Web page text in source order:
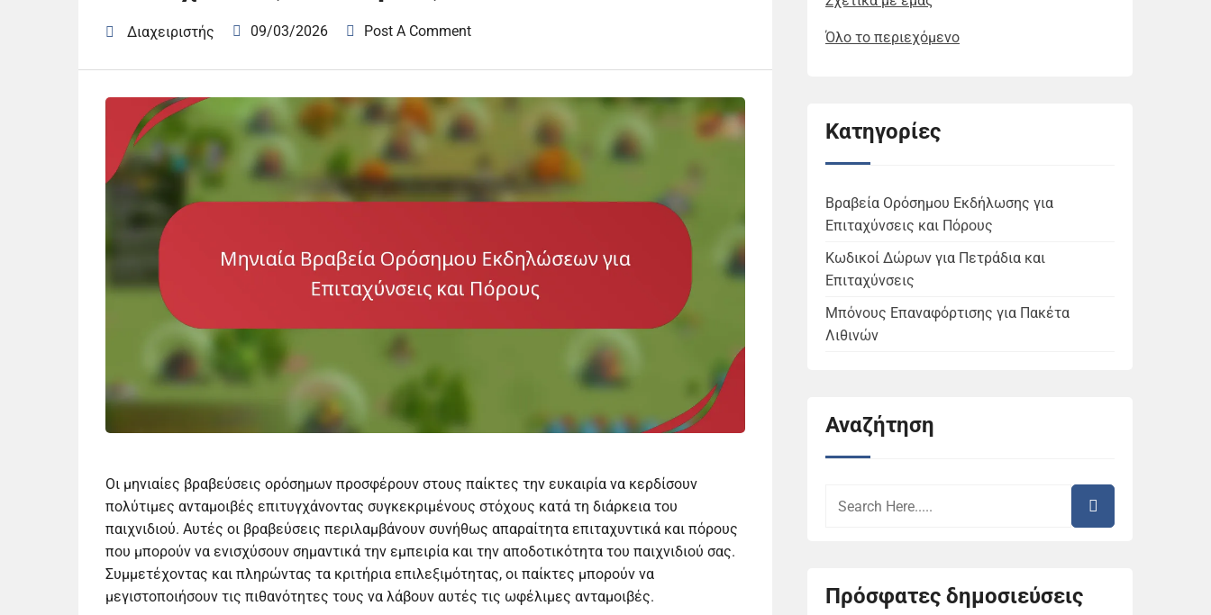
Διαχειριστής 09/03/2026 Post A Comment
Οι μηνιαίες βραβεύσεις ορόσημων προσφέρουν στους παίκτες την ευκαιρία να κερδίσουν
πολύτιμες ανταμοιβές επιτυγχάνοντας συγκεκριμένους στόχους κατά τη διάρκεια του
παιχνιδιού. Αυτές οι βραβεύσεις περιλαμβάνουν συνήθως απαραίτητα επιταχυντικά και πόρους
που μπορούν να ενισχύσουν σημαντικά την εμπειρία και την αποδοτικότητα του παιχνιδιού σας.
Συμμετέχοντας και πληρώντας τα κριτήρια επιλεξιμότητας, οι παίκτες μπορούν να
μεγιστοποιήσουν τις πιθανότητες τους να λάβουν αυτές τις ωφέλιμες ανταμοιβές.
Όλο το περιεχόμενο
Κατηγορίες
Βραβεία Ορόσημου Εκδήλωσης για
Επιταχύνσεις και Πόρους
Κωδικοί Δώρων για Πετράδια και
Επιταχύνσεις
Μπόνους Επαναφόρτισης για Πακέτα
Λιθινών
Αναζήτηση
Πρόσφατες δημοσιεύσεις